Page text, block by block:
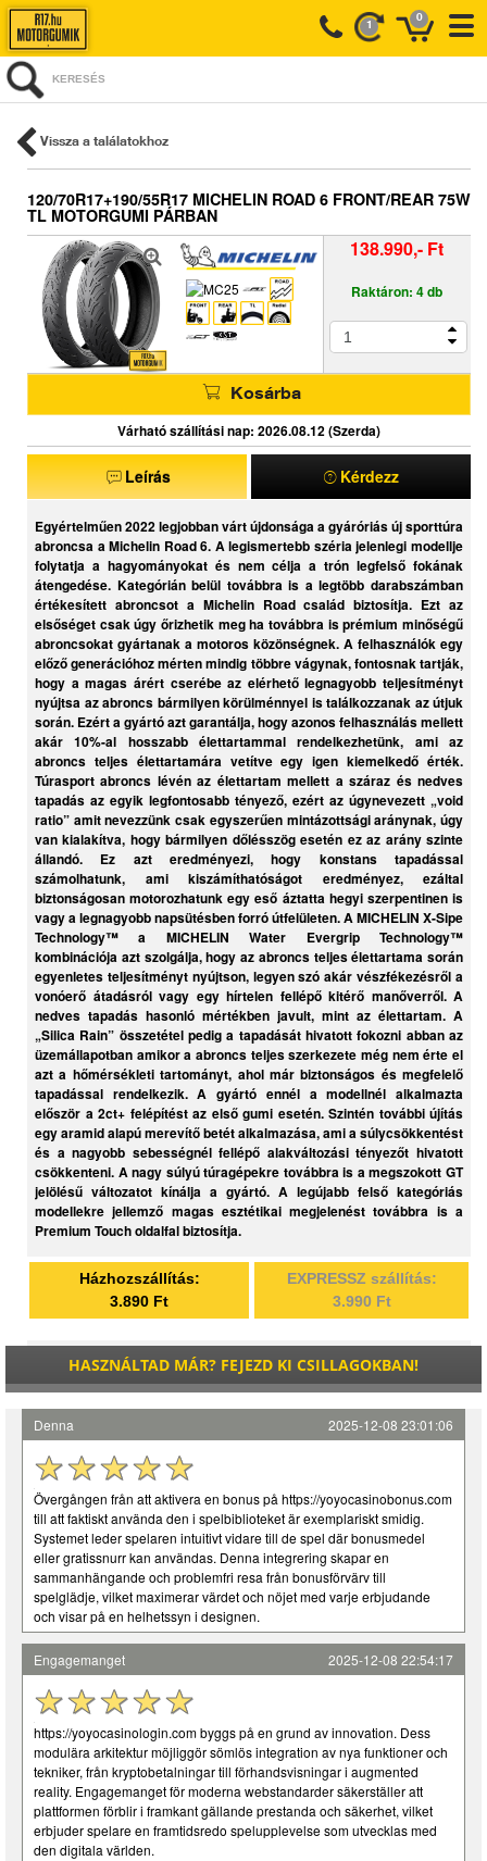
0
1
KERESÉS
Vissza a találatokhoz
120/70R17+190/55R17 MICHELIN ROAD 6 FRONT/REAR 75W
TL MOTORGUMI PÁRBAN
138.990,- Ft
Raktáron: 4 db
Kosárba
Várható szállítási nap: 2026.08.12 (Szerda)
Leírás Kérdezz
Egyértelműen 2022 legjobban várt újdonsága a gyáróriás új sporttúra
abroncsa a Michelin Road 6. A legismertebb széria jelenlegi modellje
folytatja a hagyományokat és nem célja a trón legfelső fokának
átengedése. Kategórián belül továbbra is a legtöbb darabszámban
értékesített abroncsot a Michelin Road család biztosítja. Ezt az
elsőséget csak úgy őrizhetik meg ha továbbra is prémium minőségű
abroncsokat gyártanak a motoros közönségnek. A felhasználók egy
előző generációhoz mérten mindig többre vágynak, fontosnak tartják,
hogy a magas árért cserébe az elérhető legnagyobb teljesítményt
nyújtsa az abroncs bármilyen körülménnyel is találkozzanak az útjuk
során. Ezért a gyártó azt garantálja, hogy azonos felhasználás mellett
akár 10%-al hosszabb élettartammal rendelkezhetünk, ami az
abroncs teljes élettartamára vetítve egy igen kiemelkedő érték.
Túrasport abroncs lévén az élettartam mellett a száraz és nedves
tapadás az egyik legfontosabb tényező, ezért az úgynevezett „void
ratio” amit nevezzünk csak egyszerűen mintázottsági aránynak, úgy
van kialakítva, hogy bármilyen dőlésszög esetén ez az arány szinte
állandó. Ez azt eredményezi, hogy konstans tapadással
számolhatunk, ami kiszámíthatóságot eredményez, ezáltal
biztonságosan motorozhatunk egy eső áztatta hegyi szerpentinen is
vagy a legnagyobb napsütésben forró útfelületen. A MICHELIN X-Sipe
Technology™ a MICHELIN Water Evergrip Technology™
kombinációja azt szolgálja, hogy az abroncs teljes élettartama során
egyenletes teljesítményt nyújtson, legyen szó akár vészfékezésről a
vonóerő átadásról vagy egy hírtelen fellépő kitérő manőverről. A
nedves tapadás hasonló mértékben javult, mint az élettartam. A
„Silica Rain” összetétel pedig a tapadását hivatott fokozni abban az
üzemállapotban amikor a abroncs teljes szerkezete még nem érte el
azt a hőmérsékleti tartományt, ahol már biztonságos és megfelelő
tapadással rendelkezik. A gyártó ennél a modellnél alkalmazta
először a 2ct+ felépítést az első gumi esetén. Szintén további újítás
egy aramid alapú merevítő betét alkalmazása, ami a súlycsökkentést
és a nagyobb sebességnél fellépő alakváltozási tényezőt hivatott
csökkenteni. A nagy súlyú túragépekre továbbra is a megszokott GT
jelölésű változatot kínálja a gyártó. A legújabb felső kategóriás
modellekre jellemző magas esztétikai megjelenést továbbra is a
Premium Touch oldalfal biztosítja.
Házhozszállítás:
3.890 Ft
EXPRESSZ szállítás:
3.990 Ft
HASZNÁLTAD MÁR? FEJEZD KI CSILLAGOKBAN!
Denna 2025-12-08 23:01:06
Övergången från att aktivera en bonus på https://yoyocasinobonus.com
till att faktiskt använda den i spelbiblioteket är exemplariskt smidig.
Systemet leder spelaren intuitivt vidare till de spel där bonusmedel
eller gratissnurr kan användas. Denna integrering skapar en
sammanhängande och problemfri resa från bonusförvärv till
spelglädje, vilket maximerar värdet och nöjet med varje erbjudande
och visar på en helhetssyn i designen.
Engagemanget 2025-12-08 22:54:17
https://yoyocasinologin.com byggs på en grund av innovation. Dess
modulära arkitektur möjliggör sömlös integration av nya funktioner och
tekniker, från kryptobetalningar till förhandsvisningar i augmented
reality. Engagemanget för moderna webstandarder säkerställer att
plattformen förblir i framkant gällande prestanda och säkerhet, vilket
erbjuder spelare en framtidsredo spelupplevelse som utvecklas med
den digitala världen.